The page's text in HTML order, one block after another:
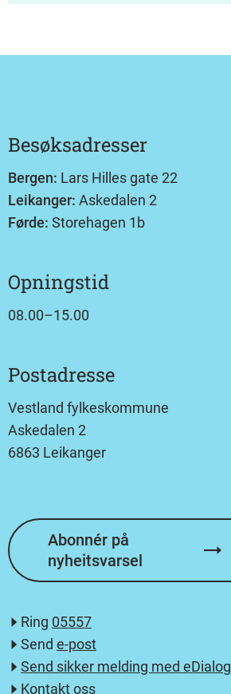
Besøksadresser
Bergen: Lars Hilles gate 22
Leikanger: Askedalen 2
Førde: Storehagen 1b
Opningstid
08.00–15.00
Postadresse
Vestland fylkeskommune
Askedalen 2
6863 Leikanger
Abonnér på
nyheitsvarsel
Ring 05557
Send e-post
Send sikker melding med eDialog
Kontakt oss